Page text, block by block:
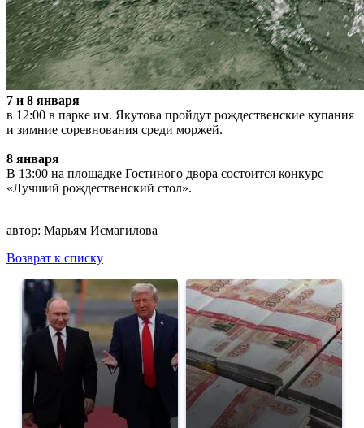
7 и 8 января
в 12:00 в парке им. Якутова пройдут рождественские купания
и зимние соревнования среди моржей.
8 января
В 13:00 на площадке Гостиного двора состоится конкурс
«Лучший рождественский стол».
автор: Марьям Исмагилова
Возврат к списку